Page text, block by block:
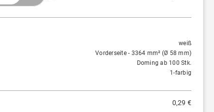
weiß
Vorderseite - 3364 mm² (Ø 58 mm)
Doming ab 100 Stk.
1-farbig
0,29 €